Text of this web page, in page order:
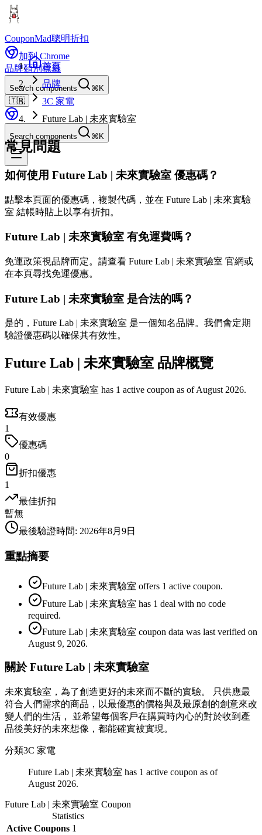
CouponMad聰明折扣
加到 Chrome
品牌類別標籤
Search components
⌘K
🇹🇼
Search components ⌘K
首頁
品牌
3C 家電
Future Lab | 未來實驗室
常見問題
如何使用 Future Lab | 未來實驗室 優惠碼？
點擊本頁面的優惠碼，複製代碼，並在 Future Lab | 未來實驗
室 結帳時貼上以享有折扣。
Future Lab | 未來實驗室 有免運費嗎？
免運政策視品牌而定。請查看 Future Lab | 未來實驗室 官網或
在本頁尋找免運優惠。
Future Lab | 未來實驗室 是合法的嗎？
是的，Future Lab | 未來實驗室 是一個知名品牌。我們會定期
驗證優惠碼以確保其有效性。
Future Lab | 未來實驗室 品牌概覽
Future Lab | 未來實驗室 has 1 active coupon as of August 2026.
有效優惠
1
優惠碼
0
折扣優惠
1
最佳折扣
暫無
最後驗證時間: 2026年8月9日
重點摘要
Future Lab | 未來實驗室 offers 1 active coupon.
Future Lab | 未來實驗室 has 1 deal with no code
required.
Future Lab | 未來實驗室 coupon data was last verified on
August 9, 2026.
關於 Future Lab | 未來實驗室
未來實驗室，為了創造更好的未來而不斷的實驗。 只供應最
符合人們需求的商品，以最優惠的價格與及最原創的創意來改
變人們的生活， 並希望每個客戶在購買時內心的對於收到產
品後美好的未來想像，都能確實被實現。
分類3C 家電
Future Lab | 未來實驗室 has 1 active coupon as of
August 2026.
Future Lab | 未來實驗室 Coupon
Statistics
Active Coupons 1